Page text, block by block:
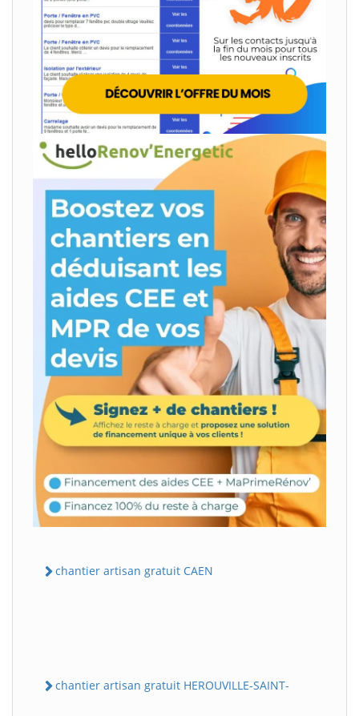
chantier artisan gratuit CAEN
chantier artisan gratuit HEROUVILLE-SAINT-